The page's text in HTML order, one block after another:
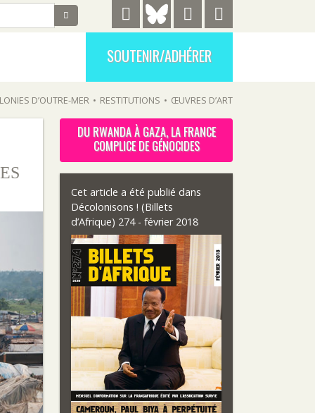
SOUTENIR/ADHÉRER
D’OUTRE-MER • RESTITUTIONS • ŒUVRES D’ART
DU RWANDA À GAZA, LA FRANCE
COMPLICE DE GÉNOCIDES
Cet article a été publié dans
Décolonisons ! (Billets
d’Afrique) 274 - février 2018